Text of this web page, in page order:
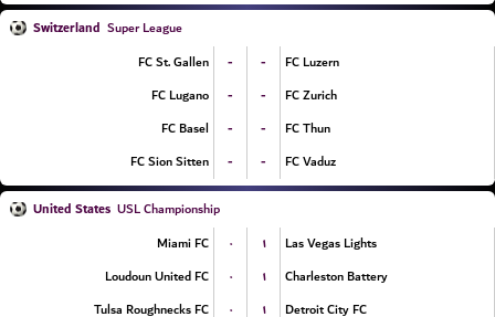
Switzerland Super League
FC St. Gallen
- -
FC Luzern
FC Lugano
- -
FC Zurich
FC Basel
- -
FC Thun
FC Sion Sitten
- - FC Vaduz
United States USL Championship
Miami FC
۰ ۱
Las Vegas Lights
Loudoun United FC
۰ ۱
Charleston Battery
Tulsa Roughnecks FC
۰ ۱ Detroit City FC